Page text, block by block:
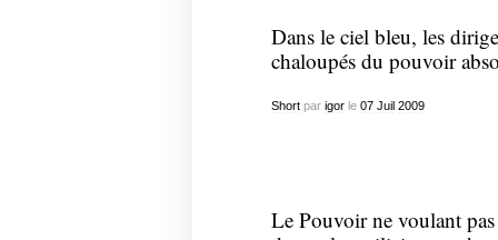
Dans le ciel bleu, les
chaloupés du pouvoir
Shortpar igorle 07 Juil 2009
Le Pouvoir ne voulant